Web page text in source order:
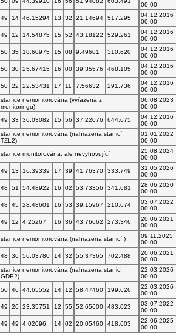
00:00
49 14 46.15294 13 32 21.14694 517.295
04.12.2016
00:00
49 12 14.54875 15 52 43.18122 529.261
04.12.2016
00:00
50 35 18.60975 15 08 9.49601 310.620
04.12.2016
00:00
50 30 25.67415 16 00 39.35576 468.105
04.12.2016
00:00
50 22 22.53431 17 11 7.56632 291.736
04.12.2016
00:00
stanice nemonitorována (vyřazena z
monitoringu)
06.08.2023
00:00
49 33 36.03082 15 56 37.22076 644.675
04.12.2016
00:00
stanice nemonitorována (nahrazena stanicí
TZL2)
01.01.2022
00:00
stanice monitorována, ale nevyhovující
25.08.2024
00:00
49 13 16.39339 17 39 41.76370 333.749
31.05.2026
00:00
48 51 54.48922 16 02 53.73356 341.681
28.06.2020
00:00
48 45 28.48601 16 53 39.15967 210.674
03.07.2022
00:00
49 12 4.25267 16 36 43.76662 273.346
20.06.2021
00:00
stanice nemonitorována (nahrazena stanicí )
09.11.2025
00:00
48 36 56.03780 14 32 55.37365 702.488
20.06.2021
00:00
stanice nemonitorována (nahrazena stanicí
GDE2)
22.03.2026
00:00
50 46 44.65552 14 12 58.47460 199.626
22.03.2026
00:00
49 26 23.35751 12 55 52.65600 483.023
03.07.2022
00:00
49 49 4.02096 14 02 20.05460 418.603
22.06.2025
00:00